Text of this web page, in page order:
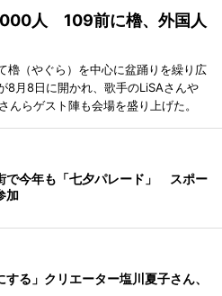
人 109前に櫓、外国人
櫓（やぐら）を中心に盆踊りを繰り広
8月8日に開かれ、歌手のLiSAさんや
らゲスト陣も会場を盛り上げた。
で今年も「七夕パレード」 スポー
加
する」クリエーター塩川夏子さん、